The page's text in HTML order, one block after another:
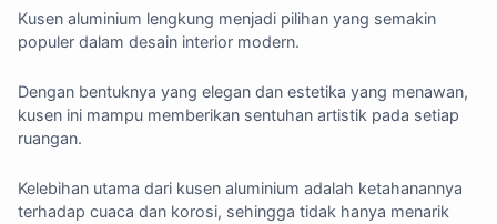
Kusen aluminium lengkung menjadi pilihan yang semakin
populer dalam desain interior modern.
Dengan bentuknya yang elegan dan estetika yang menawan,
kusen ini mampu memberikan sentuhan artistik pada setiap
ruangan.
Kelebihan utama dari kusen aluminium adalah ketahanannya
terhadap cuaca dan korosi, sehingga tidak hanya menarik